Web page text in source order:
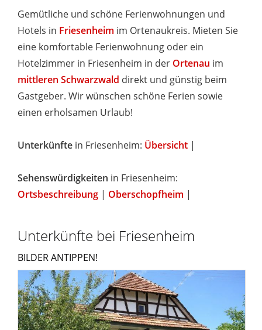
Gemütliche und schöne Ferienwohnungen und
Hotels in Friesenheim im Ortenaukreis. Mieten Sie
eine komfortable Ferienwohnung oder ein
Hotelzimmer in Friesenheim in der Ortenau im
mittleren Schwarzwald direkt und günstig beim
Gastgeber. Wir wünschen schöne Ferien sowie
einen erholsamen Urlaub!
Unterkünfte in Friesenheim: Übersicht |
Sehenswürdigkeiten in Friesenheim:
Ortsbeschreibung | Oberschopfheim |
Unterkünfte bei Friesenheim
BILDER ANTIPPEN!